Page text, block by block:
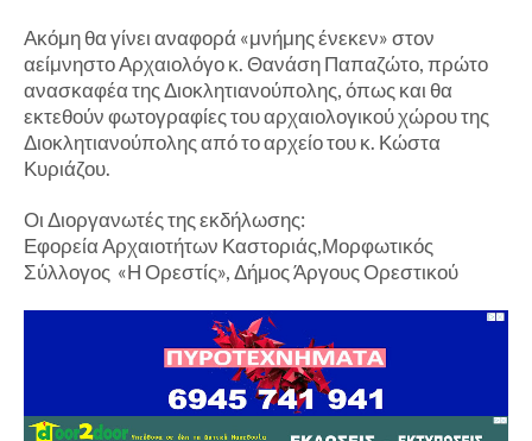
Ακόμη θα γίνει αναφορά «μνήμης ένεκεν» στον
αείμνηστο Αρχαιολόγο κ. Θανάση Παπαζώτο, πρώτο
ανασκαφέα της Διοκλητιανούπολης, όπως και θα
εκτεθούν φωτογραφίες του αρχαιολογικού χώρου της
Διοκλητιανούπολης από το αρχείο του κ. Κώστα
Κυριάζου.
Οι Διοργανωτές της εκδήλωσης:
Εφορεία Αρχαιοτήτων Καστοριάς,Μορφωτικός
Σύλλογος «Η Ορεστίς», Δήμος Άργους Ορεστικού